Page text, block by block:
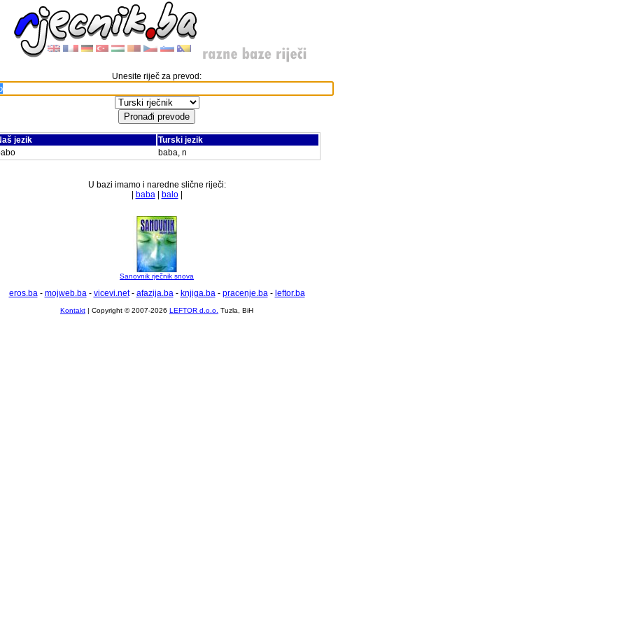
Unesite riječ za prevod:
jezik
Turski jezik
baba, n
U bazi imamo i naredne slične riječi:
baba| balo|
Sanovnik rječnik snova
eros.ba- mojweb.ba- vicevi.net- afazija.ba- knjiga.ba- pracenje.ba- leftor.ba
Kontakt | Copyright © 2007-2026 LEFTOR d.o.o. Tuzla, BiH